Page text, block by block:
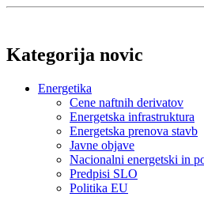
Kategorija novic
Energetika
Cene naftnih derivatov
Energetska infrastruktura
Energetska prenova stavb
Javne objave
Nacionalni energetski in
Predpisi SLO
Politika EU